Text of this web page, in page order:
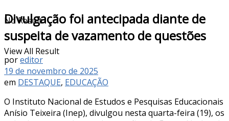
No Result
View All Result
Divulgação foi antecipada diante de
suspeita de vazamento de questões
poreditor
19 de novembro de 2025
em DESTAQUE, EDUCAÇÃO
O Instituto Nacional de Estudos e Pesquisas Educacionais
Anísio Teixeira (Inep), divulgou nesta quarta-feira (19), os